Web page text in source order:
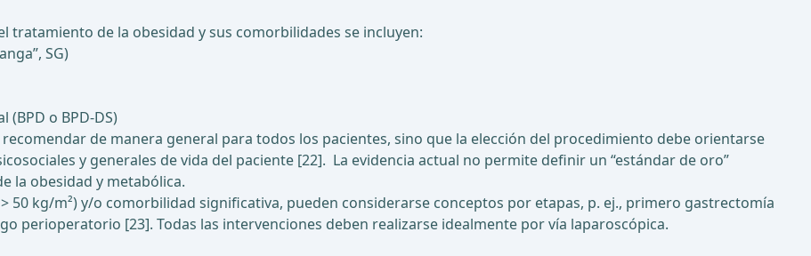
de la obesidad y sus comorbilidades se incluyen:
SG)
o BPD-DS)
de manera general para todos los pacientes, sino que la elección del procedimiento debe orientarse
y generales de vida del paciente [22]. La evidencia actual no permite definir un “estándar de oro”
la obesidad y metabólica.
50 kg/m²) y/o comorbilidad significativa, pueden considerarse conceptos por etapas, p. ej., primero gastrectomía
perioperatorio [23]. Todas las intervenciones deben realizarse idealmente por vía laparoscópica.